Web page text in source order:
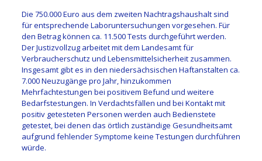
Die 750.000 Euro aus dem zweiten Nachtragshaushalt sind
für entsprechende Laboruntersuchungen vorgesehen. Für
den Betrag können ca. 11.500 Tests durchgeführt werden.
Der Justizvollzug arbeitet mit dem Landesamt für
Verbraucherschutz und Lebensmittelsicherheit zusammen.
Insgesamt gibt es in den niedersächsischen Haftanstalten ca.
7.000 Neuzugänge pro Jahr, hinzukommen
Mehrfachtestungen bei positivem Befund und weitere
Bedarfstestungen. In Verdachtsfällen und bei Kontakt mit
positiv getesteten Personen werden auch Bedienstete
getestet, bei denen das örtlich zuständige Gesundheitsamt
aufgrund fehlender Symptome keine Testungen durchführen
würde.